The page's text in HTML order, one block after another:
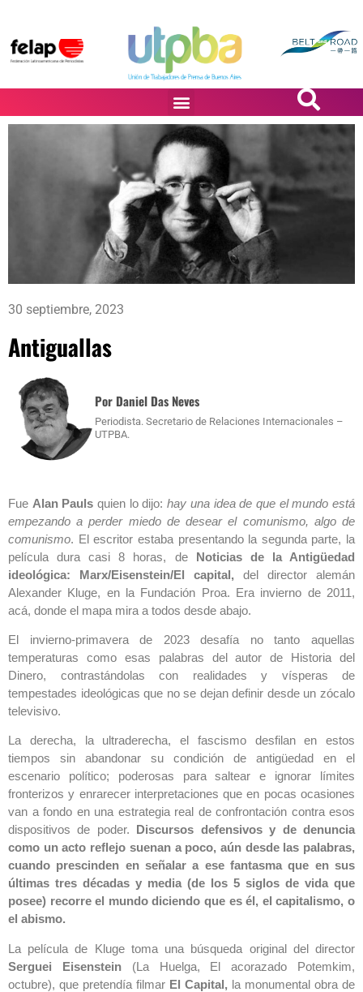
30 septiembre, 2023
Antiguallas
Por Daniel Das Neves
Periodista. Secretario de Relaciones Internacionales –
UTPBA.
Fue Alan Pauls quien lo dijo:hay una idea de que el mundo está
empezando a perder miedo de desear el comunismo, algo de
comunismo. El escritor estaba presentando la segunda parte, la
película dura casi 8 horas, de Noticias de la Antigüedad
ideológica: Marx/Eisenstein/El capital, del director alemán
Alexander Kluge, en la Fundación Proa. Era invierno de 2011,
acá, donde el mapa mira a todos desde abajo.
El invierno-primavera de 2023 desafía no tanto aquellas
temperaturas como esas palabras del autor de Historia del
Dinero, contrastándolas con realidades y vísperas de
tempestades ideológicas que no se dejan definir desde un zócalo
televisivo.
La derecha, la ultraderecha, el fascismo desfilan en estos
tiempos sin abandonar su condición de antigüedad en el
escenario político; poderosas para saltear e ignorar límites
fronterizos y enrarecer interpretaciones que en pocas ocasiones
van a fondo en una estrategia real de confrontación contra esos
dispositivos de poder.
Discursos defensivos y de denuncia
como un acto reflejo suenan a poco, aún desde las palabras,
cuando prescinden en señalar a ese fantasma que en sus
últimas tres décadas y media (de los 5 siglos de vida que
posee) recorre el mundo diciendo que es él, el capitalismo, o
el abismo.
La película de Kluge toma una búsqueda original del director
Serguei Eisenstein(La Huelga, El acorazado Potemkim,
octubre), que pretendía filmar El Capital, la monumental obra de